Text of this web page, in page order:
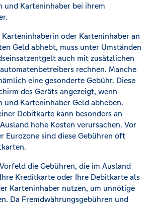
und Karteninhaber bei ihrem
oder Karteninhaber an
Geld abhebt, muss unter Umständen
auch mit zusätzlichen
rechnen. Manche
eine gesonderte Gebühr. Diese
des Geräts angezeigt, wenn
und Karteninhaber Geld abheben.
Debitkarte kann besonders an
hohe Kosten verursachen. Vor
Eurozone sind diese Gebühren oft
die Gebühren, die im Ausland
Kreditkarte oder Ihre Debitkarte als
Karteninhaber nutzen, um unnötige
Da Fremdwährungsgebühren und